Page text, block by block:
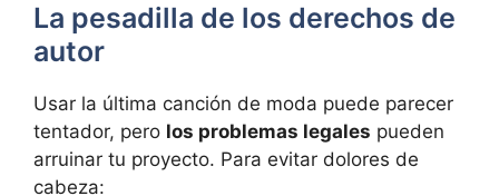
La pesadilla de los derechos de
autor
Usar la última canción de moda puede parecer
tentador, pero los problemas legales pueden
arruinar tu proyecto. Para evitar dolores de
cabeza: